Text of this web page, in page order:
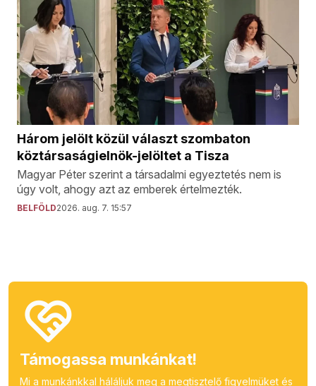
Három jelölt közül választ szombaton
köztársaságielnök-jelöltet a Tisza
Magyar Péter szerint a társadalmi egyeztetés nem is
úgy volt, ahogy azt az emberek értelmezték.
BELFÖLD2026. aug. 7. 15:57
Támogassa munkánkat!
Mi a munkánkkal háláljuk meg a megtisztelő figyelmüket és